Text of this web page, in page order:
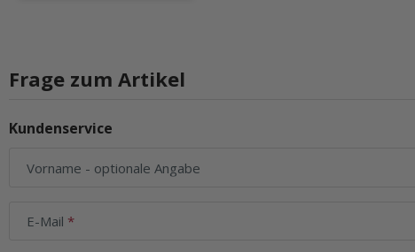
Frage zum Artikel
Kundenservice
Vorname - optionale Angabe
E-Mail